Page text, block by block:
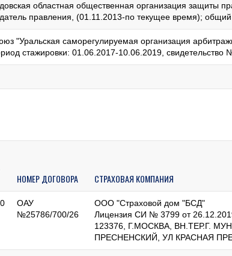
областная общественная организация защиты
правления, (01.11.2013-по текущее время); общий
"Уральская саморегулируемая организация
стажировки: 01.06.2017-10.06.2019, свидетельство
НОМЕР ДОГОВОРА СТРАХОВАЯ КОМПАНИЯ
ОАУ
№25786/700/26
ООО "Страховой дом "БСД"
Лицензия СИ № 3799 от
123376, Г.МОСКВА, ВН.ТЕР.Г.
ПРЕСНЕНСКИЙ, УЛ КРАСНАЯ